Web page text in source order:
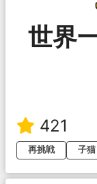
世界
421
再挑戦
子猫